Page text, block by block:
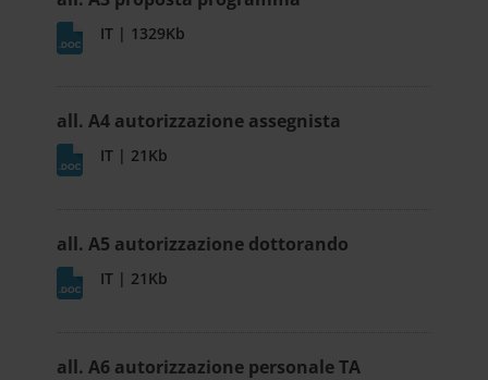
IT | 1329Kb
all. A4 autorizzazione assegnista
IT | 21Kb
all. A5 autorizzazione dottorando
IT | 21Kb
all. A6 autorizzazione personale TA